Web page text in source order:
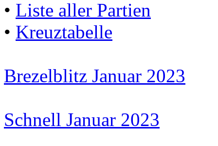
• Liste aller Partien
• Kreuztabelle
Brezelblitz Januar 2023
Schnell Januar 2023